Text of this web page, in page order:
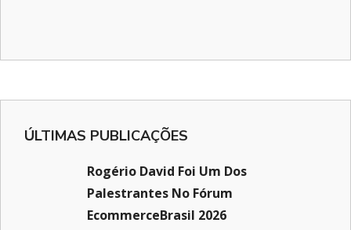
ÚLTIMAS PUBLICAÇÕES
Rogério David Foi Um Dos
Palestrantes No Fórum
EcommerceBrasil 2026